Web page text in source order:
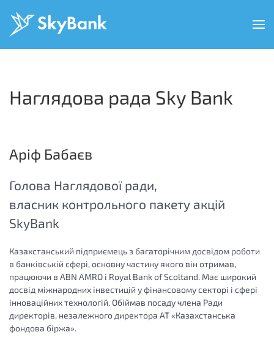
основного
Наглядова рада Sky Bank
Аріф Бабаєв
Голова Наглядової ради,
власник контрольного пакету акцій
SkyBank
Казахстанський підприємець з багаторічним досвідом роботи
в банківській сфері, основну частину якого він отримав,
працюючи в ABN AMRO і Royal Bank of Scoltand. Має широкий
досвід міжнародних інвестицій у фінансовому секторі і сфері
інноваційних технологій. Обіймав посаду члена Ради
директорів, незалежного директора АТ «Казахстанська
фондова біржа».